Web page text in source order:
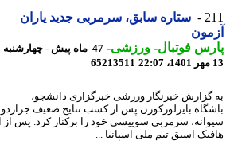
ستاره سابق، سرمربی جدید یاران
فوتبال-ورزشی-
47 ماه پیش - چهارشنبه
65213511
خبرنگار ورزشی خبرگزاری دانشجو،
بایرلورکوزن پس از کسب نتایج ضعیف جراردو
سرمربی سوییسی خود را برکنار کرد. پس از این
اسبق تیم ملی اسپانیا ...